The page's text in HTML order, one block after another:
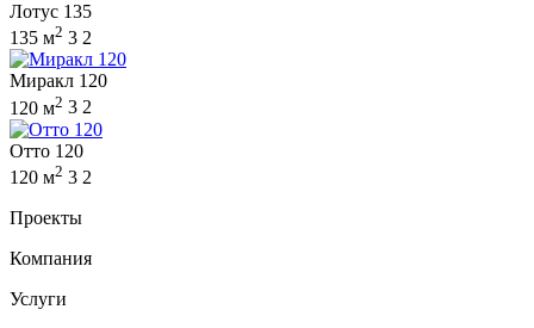
Лотус 135
135 м2 3 2
Миракл 120
120 м2 3 2
Отто 120
120 м2 3 2
Проекты
Компания
Услуги